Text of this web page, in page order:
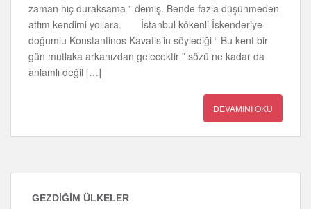
zaman hiç duraksama ” demiş. Bende fazla düşünmeden
attım kendimi yollara. İstanbul kökenli İskenderiye
doğumlu Konstantinos Kavafis’in söylediği “ Bu kent bir
gün mutlaka arkanızdan gelecektir ” sözü ne kadar da
anlamlı değil […]
DEVAMINI OKU
GEZDIĞIM ÜLKELER